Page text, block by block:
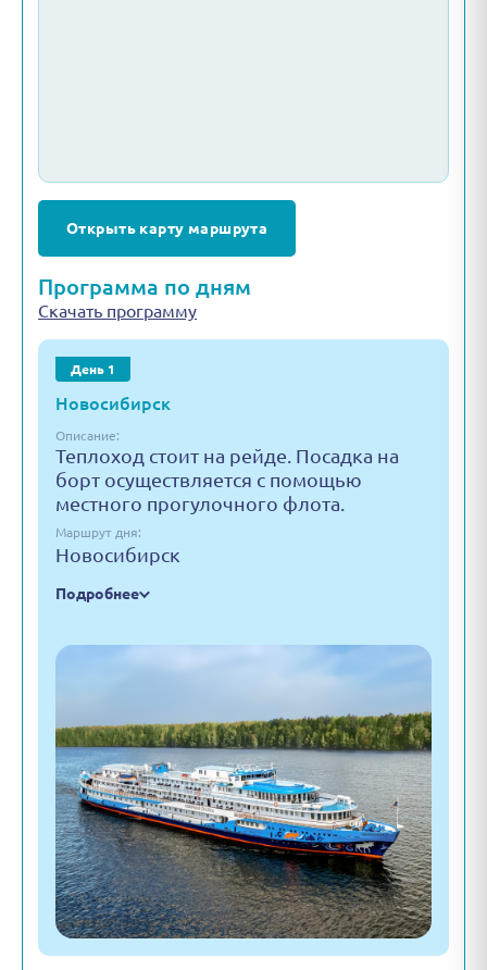
Открыть карту маршрута
Программа по дням
Скачать программу
День 1
Новосибирск
Описание:
Теплоход стоит на рейде. Посадка на
борт осуществляется с помощью
местного прогулочного флота.
Маршрут дня:
Новосибирск
Подробнее